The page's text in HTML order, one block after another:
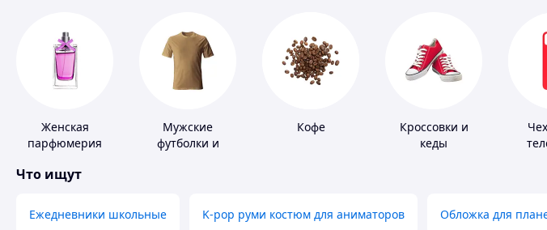
Женская
парфюмерия
Мужские
футболки и
Кофе
Кроссовки и
кеды
Что ищут
Ежедневники школьные K-pop руми костюм для аниматоров Обложка для